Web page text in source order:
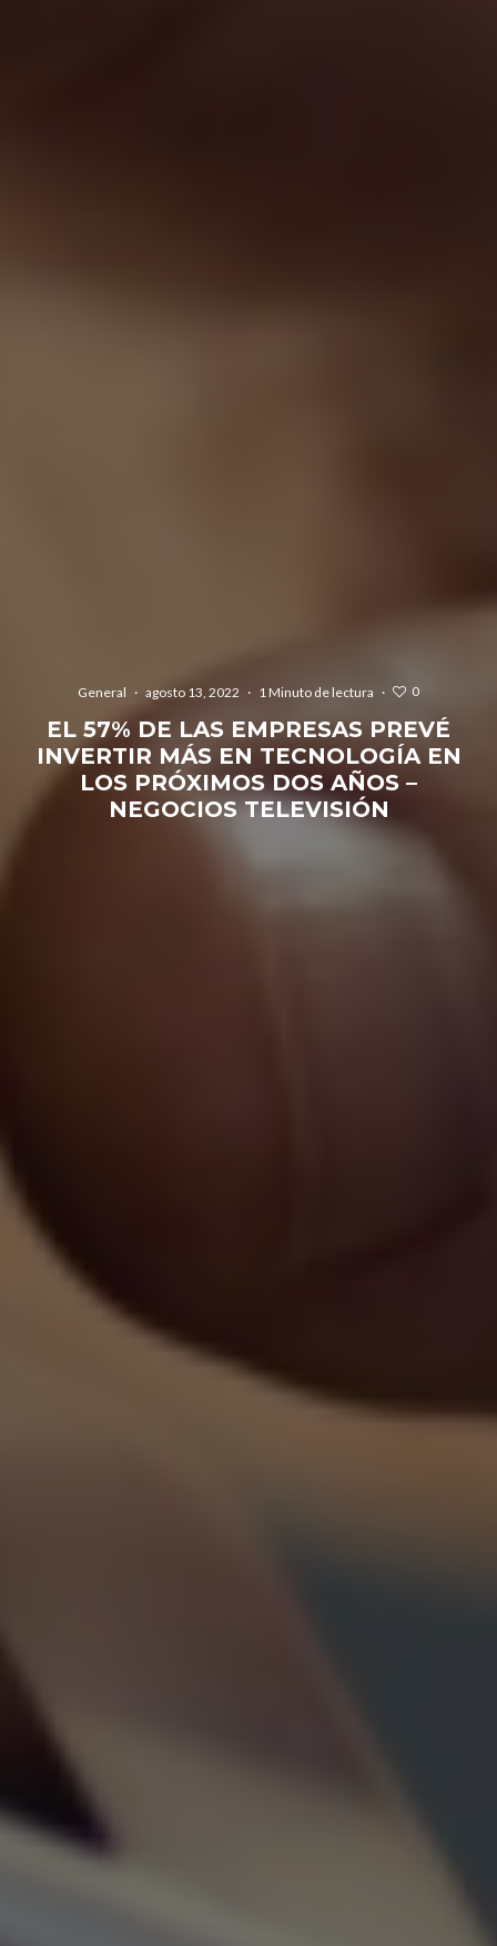
General · agosto 13, 2022 · 1 Minuto de lectura · 0
EL 57% DE LAS EMPRESAS PREVÉ
INVERTIR MÁS EN TECNOLOGÍA EN
LOS PRÓXIMOS DOS AÑOS –
NEGOCIOS TELEVISIÓN